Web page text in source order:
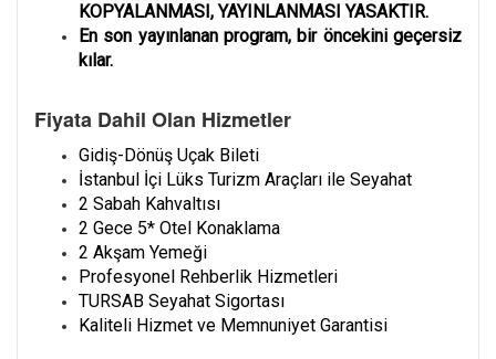
KOPYALANMASI, YAYINLANMASI YASAKTIR.
En son yayınlanan program, bir öncekini geçersiz
kılar.
Fiyata Dahil Olan Hizmetler
Gidiş-Dönüş Uçak Bileti
İstanbul İçi Lüks Turizm Araçları ile Seyahat
2 Sabah Kahvaltısı
2 Gece 5* Otel Konaklama
2 Akşam Yemeği
Profesyonel Rehberlik Hizmetleri
TURSAB Seyahat Sigortası
Kaliteli Hizmet ve Memnuniyet Garantisi